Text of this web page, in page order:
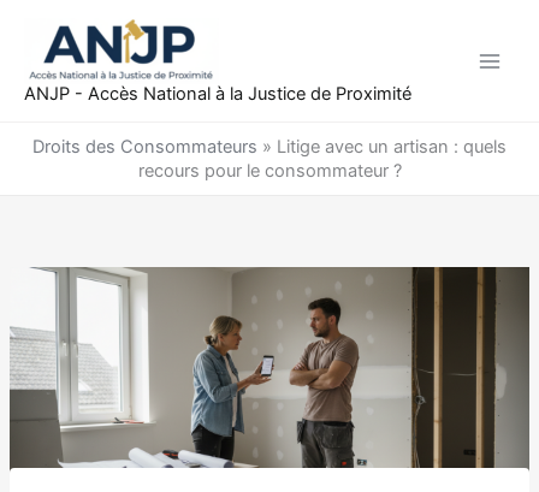
contenu
ANJP - Accès National à la Justice de Proximité
Droits des Consommateurs » Litige avec un artisan : quels
recours pour le consommateur ?